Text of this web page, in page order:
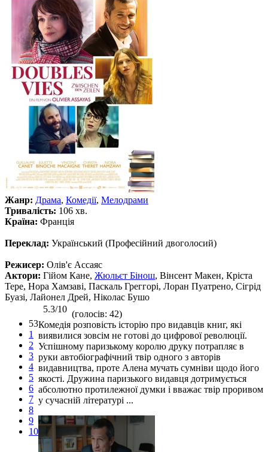
Жанр: Драма, Комедії, Мелодрами
Тривалість: 106 хв.
Країна: Франція
Переклад: Український (Професійний двоголосий)
Режисер: Олів'є Ассаяс
Актори: Гійом Кане, Жюльєт Бінош, Вінсент Макен, Кріста
Тере, Нора Хамзаві, Паскаль Греггорі, Лоран Пуатрено, Сігрід
Буазі, Лайонел Дрей, Ніколас Бушо
53
1
2
3
4
5
6
7
8
9
10
5.3/10 (голосів: 42)
Комедія розповість історію про видавців книг, які
виявилися зовсім не готові до цифрової революції.
Успішному паризькому королю друку потрапляє в
руки автобіографічний твір одного з авторів
видавництва, проте Алена мучать сумніви щодо його
якості. Дружина паризького видавця дотримується
абсолютно протилежної думки і вважає твір проривом
у сучасній літературі ...